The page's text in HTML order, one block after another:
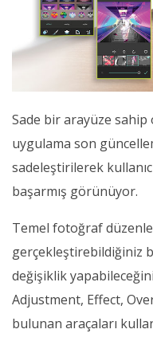
Sade bir arayüze sahip
uygulama son
sadeleştirilerek
başarmış görünüyor.
Temel fotoğraf
gerçekleştirebildiğiniz
değişiklik
Adjustment, Effect,
bulunan araçaları